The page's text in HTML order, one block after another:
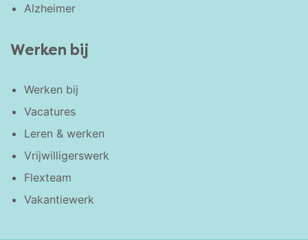
Alzheimer
Werken bij
Werken bij
Vacatures
Leren & werken
Vrijwilligerswerk
Flexteam
Vakantiewerk